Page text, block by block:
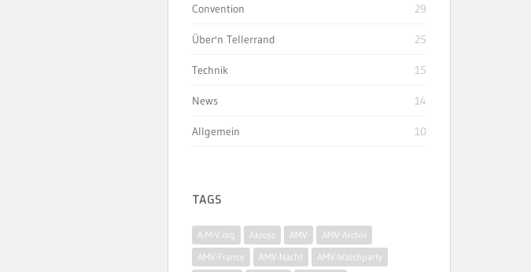
Convention 29
Über'n Tellerrand 25
Technik 15
News 14
Allgemein 10
TAGS
A-M-V.org Akross AMV
AMV-Archiv
AMV-France
AMV-Nacht
AMV-Watchparty